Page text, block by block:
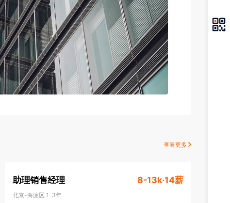
查看更多
助理销售经理 8-13k·14薪
北京-海淀区 1-3年